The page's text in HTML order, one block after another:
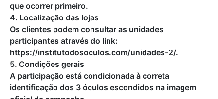
que ocorrer primeiro.
4. Localização das lojas
Os clientes podem consultar as unidades
participantes através do link:
https://institutodosoculos.com/unidades-2/.
5. Condições gerais
A participação está condicionada à correta
identificação dos 3 óculos escondidos na imagem